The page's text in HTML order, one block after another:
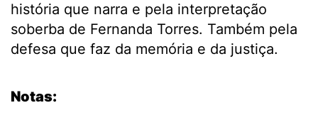
história que narra e pela interpretação
soberba de Fernanda Torres. Também pela
defesa que faz da memória e da justiça.
Notas: